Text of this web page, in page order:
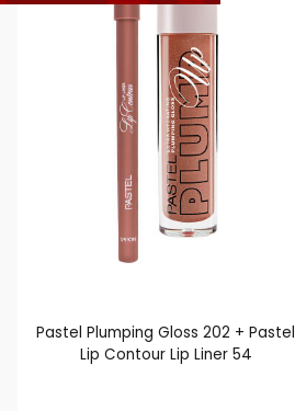
Pastel Plumping Gloss 202 + Pastel
Lip Contour Lip Liner 54